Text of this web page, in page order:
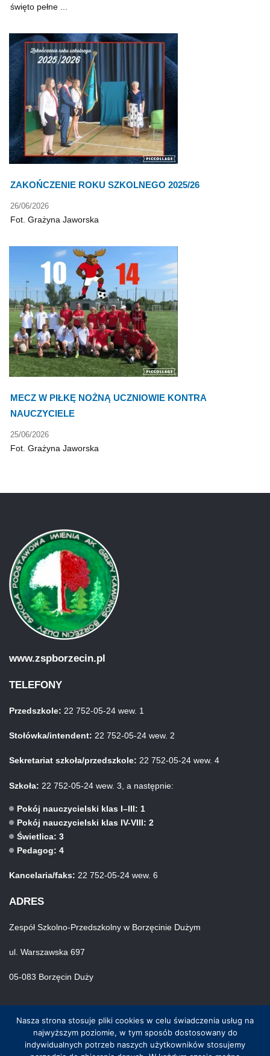
święto pełne ...
ZAKOŃCZENIE ROKU SZKOLNEGO 2025/26
26/06/2026
Fot. Grażyna Jaworska
MECZ W PIŁKĘ NOŻNĄ UCZNIOWIE KONTRA
NAUCZYCIELE
25/06/2026
Fot. Grażyna Jaworska
www.zspborzecin.pl
TELEFONY
Przedszkole: 22 752-05-24 wew. 1
Stołówka/intendent: 22 752-05-24 wew. 2
Sekretariat szkoła/przedszkole: 22 752-05-24 wew. 4
Szkoła: 22 752-05-24 wew. 3, a następnie:
Pokój nauczycielski klas I–III: 1
Pokój nauczycielski klas IV-VIII: 2
Świetlica: 3
Pedagog: 4
Kancelaria/faks: 22 752-05-24 wew. 6
ADRES
Zespół Szkolno-Przedszkolny w Borzęcinie Dużym
ul. Warszawska 697
05-083 Borzęcin Duży
Nasza strona stosuje pliki cookies w celu świadczenia usług na
najwyższym poziomie, w tym sposób dostosowany do
indywidualnych potrzeb naszych użytkowników stosujemy